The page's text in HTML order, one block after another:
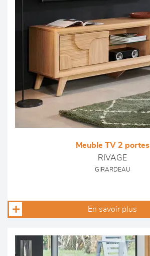
Meuble TV 2 portes
RIVAGE
GIRARDEAU
En savoir plus